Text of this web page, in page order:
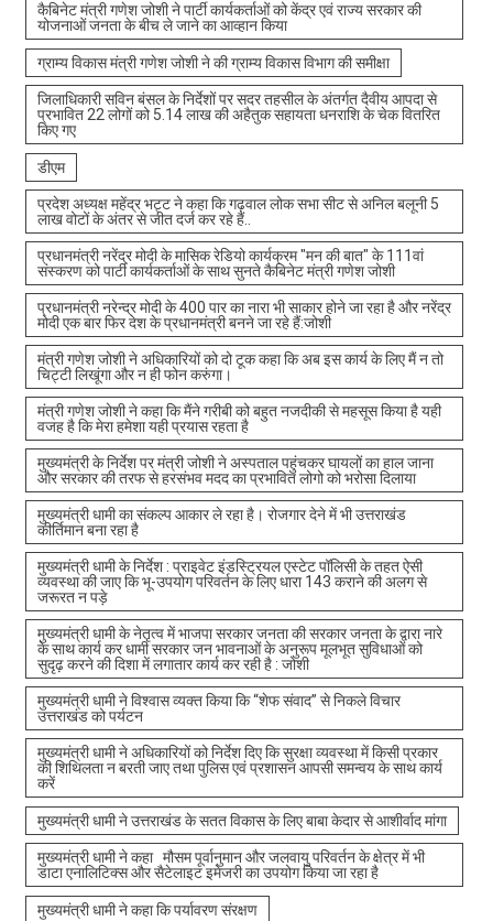
कैबिनेट मंत्री गणेश जोशी ने पार्टी कार्यकर्ताओं को केंद्र एवं राज्य सरकार की
योजनाओं जनता के बीच ले जाने का आव्हान किया
ग्राम्य विकास मंत्री गणेश जोशी ने की ग्राम्य विकास विभाग की समीक्षा
जिलाधिकारी सविन बंसल के निर्देशों पर सदर तहसील के अंतर्गत दैवीय आपदा से
प्रभावित 22 लोगों को 5.14 लाख की अहैतुक सहायता धनराशि के चेक वितरित
किए गए
डीएम
प्रदेश अध्यक्ष महेंद्र भट्ट ने कहा कि गढ़वाल लोक सभा सीट से अनिल बलूनी 5
लाख वोटों के अंतर से जीत दर्ज कर रहे हैं..
प्रधानमंत्री नरेंद्र मोदी के मासिक रेडियो कार्यक्रम "मन की बात" के 111वां
संस्करण को पार्टी कार्यकर्ताओं के साथ सुनते कैबिनेट मंत्री गणेश जोशी
प्रधानमंत्री नरेन्द्र मोदी के 400 पार का नारा भी साकार होने जा रहा है और नरेंद्र
मोदी एक बार फिर देश के प्रधानमंत्री बनने जा रहे हैं:जोशी
मंत्री गणेश जोशी ने अधिकारियों को दो टूक कहा कि अब इस कार्य के लिए मैं न तो
चिट्टी लिखूंगा और न ही फोन करुंगा।
मंत्री गणेश जोशी ने कहा कि मैंने गरीबी को बहुत नजदीकी से महसूस किया है यही
वजह है कि मेरा हमेशा यही प्रयास रहता है
मुख्यमंत्री के निर्देश पर मंत्री जोशी ने अस्पताल पहुंचकर घायलों का हाल जाना
और सरकार की तरफ से हरसंभव मदद का प्रभावित लोगो को भरोसा दिलाया
मुख्यमंत्री धामी का संकल्प आकार ले रहा है। रोजगार देने में भी उत्तराखंड
कीर्तिमान बना रहा है
मुख्यमंत्री धामी के निर्देश : प्राइवेट इंडस्ट्रियल एस्टेट पॉलिसी के तहत ऐसी
व्यवस्था की जाए कि भू-उपयोग परिवर्तन के लिए धारा 143 कराने की अलग से
जरूरत न पड़े
मुख्यमंत्री धामी के नेतृत्व में भाजपा सरकार जनता की सरकार जनता के द्वारा नारे
के साथ कार्य कर धामी सरकार जन भावनाओं के अनुरूप मूलभूत सुविधाओं को
सुदृढ़ करने की दिशा में लगातार कार्य कर रही है : जोशी
मुख्यमंत्री धामी ने विश्वास व्यक्त किया कि “शेफ संवाद” से निकले विचार
उत्तराखंड को पर्यटन
मुख्यमंत्री धामी ने अधिकारियों को निर्देश दिए कि सुरक्षा व्यवस्था में किसी प्रकार
की शिथिलता न बरती जाए तथा पुलिस एवं प्रशासन आपसी समन्वय के साथ कार्य
करें
मुख्यमंत्री धामी ने उत्तराखंड के सतत विकास के लिए बाबा केदार से आशीर्वाद मांगा
मुख्यमंत्री धामी ने कहा मौसम पूर्वानुमान और जलवायु परिवर्तन के क्षेत्र में भी
डाटा एनालिटिक्स और सैटेलाइट इमेजरी का उपयोग किया जा रहा है
मुख्यमंत्री धामी ने कहा कि पर्यावरण संरक्षण